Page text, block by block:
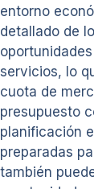
entorno
detallado de
servicios, lo
cuota de
presupuesto
planificación
preparadas
también